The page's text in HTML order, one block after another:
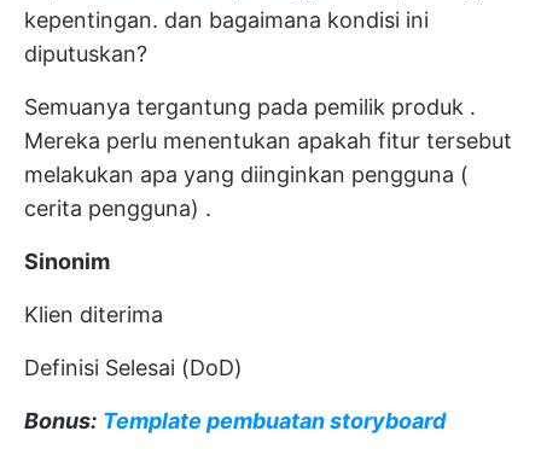
kepentingan. dan bagaimana kondisi ini
diputuskan?
Semuanya tergantung pada pemilik produk .
Mereka perlu menentukan apakah fitur tersebut
melakukan apa yang diinginkan pengguna (
cerita pengguna) .
Sinonim
Klien diterima
Definisi Selesai (DoD)
Bonus: Template pembuatan storyboard